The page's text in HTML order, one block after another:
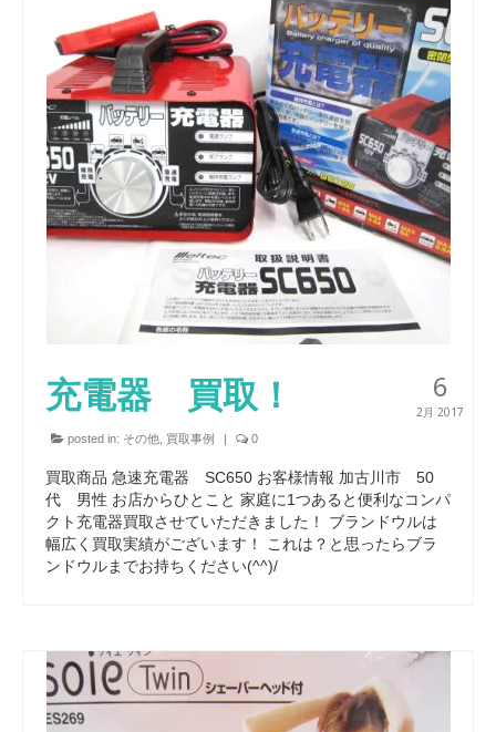
6
2月 2017
充電器 買取！
posted in: その他 買取事例 | 0
買取商品 急速充電器 SC650 お客様情報 加古川市 50
代 男性 お店からひとこと 家庭に1つあると便利なコンパ
クト充電器買取させていただきました！ ブランドウルは
幅広く買取実績がございます！ これは？と思ったらブラ
ンドウルまでお持ちください(^^)/